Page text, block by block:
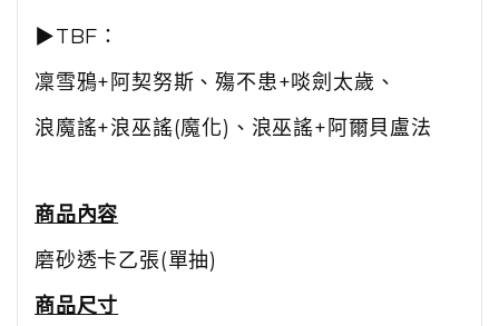
▶TBF：
凜雪鴉+阿契努斯、殤不患+啖劍太歲、
浪魔謠+浪巫謠(魔化)、浪巫謠+阿爾貝盧法
商品內容
磨砂透卡乙張(單抽)
商品尺寸